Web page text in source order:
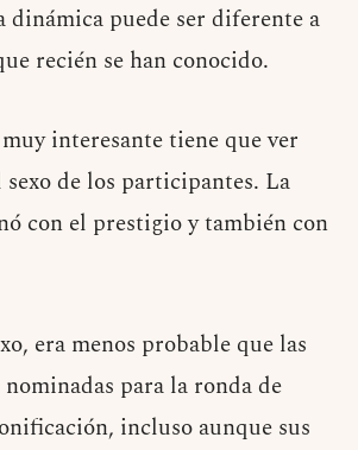
dinámica puede ser diferente a
recién se han conocido.
interesante tiene que ver
sexo de los participantes. La
con el prestigio y también con
era menos probable que las
para la ronda de
incluso aunque sus